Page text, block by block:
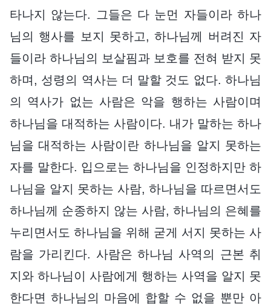
타나지 않는다. 그들은 다 눈먼 자들이라 하나
님의 행사를 보지 못하고, 하나님께 버려진 자
들이라 하나님의 보살핌과 보호를 전혀 받지 못
하며, 성령의 역사는 더 말할 것도 없다. 하나님
의 역사가 없는 사람은 악을 행하는 사람이며
하나님을 대적하는 사람이다. 내가 말하는 하나
님을 대적하는 사람이란 하나님을 알지 못하는
자를 말한다. 입으로는 하나님을 인정하지만 하
나님을 알지 못하는 사람, 하나님을 따르면서도
하나님께 순종하지 않는 사람, 하나님의 은혜를
누리면서도 하나님을 위해 굳게 서지 못하는 사
람을 가리킨다. 사람은 하나님 사역의 근본 취
지와 하나님이 사람에게 행하는 사역을 알지 못
한다면 하나님의 마음에 합할 수 없을 뿐만 아